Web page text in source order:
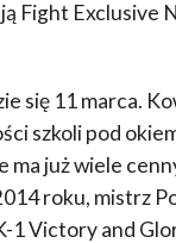
Fight Exclusive
się 11 marca.
szkoli pod
ma już wiele
roku, mistrz
1 Victory and